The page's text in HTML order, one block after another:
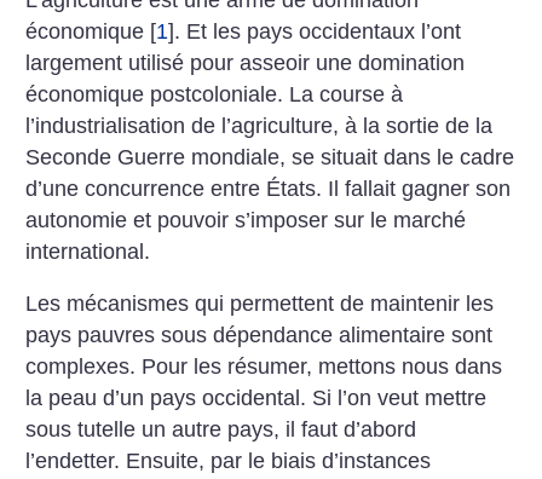
économique [1]. Et les pays occidentaux l’ont
largement utilisé pour asseoir une domination
économique postcoloniale. La course à
l’industrialisation de l’agriculture, à la sortie de la
Seconde Guerre mondiale, se situait dans le cadre
d’une concurrence entre États. Il fallait gagner son
autonomie et pouvoir s’imposer sur le marché
international.
Les mécanismes qui permettent de maintenir les
pays pauvres sous dépendance alimentaire sont
complexes. Pour les résumer, mettons nous dans
la peau d’un pays occidental. Si l’on veut mettre
sous tutelle un autre pays, il faut d’abord
l’endetter. Ensuite, par le biais d’instances